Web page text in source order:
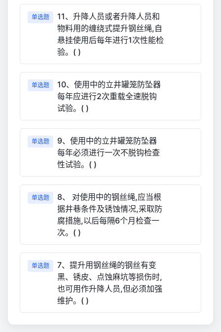
单选题
11、升降人员或者升降人员和
物料用的缠绕式提升钢丝绳,自
悬挂使用后每年进行1次性能检
验。( )
单选题
10、使用中的立井罐笼防坠器
每年应进行2次重载全速脱钩
试验。( )
单选题
9、使用中的立井罐笼防坠器
每年必须进行一次不脱钩检查
性试验。( )
单选题
8、 对使用中的钢丝绳,应当根
据井巷条件及锈蚀情况,采取防
腐措施,以后每隔6个月检查一
次。( )
单选题
7、提升用钢丝绳的钢丝有变
黑、锈皮、点蚀麻坑等损伤时,
也可用作升降人员,但必须加强
维护。( )